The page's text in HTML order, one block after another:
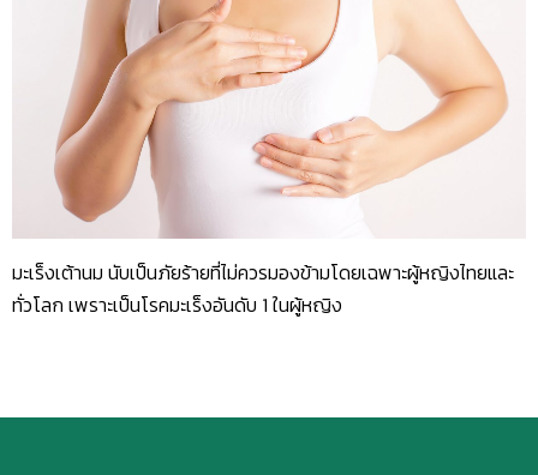
มะเร็งเต้านม นับเป็นภัยร้ายที่ไม่ควรมองข้ามโดยเฉพาะผู้หญิงไทยและ
ทั่วโลก เพราะเป็นโรคมะเร็งอันดับ 1 ในผู้หญิง